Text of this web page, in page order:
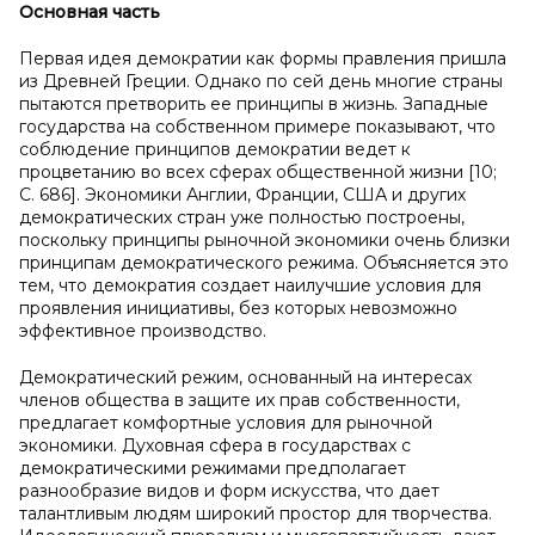
Основная часть
Первая идея демократии как формы правления пришла
из Древней Греции. Однако по сей день многие страны
пытаются претворить ее принципы в жизнь. Западные
государства на собственном примере показывают, что
соблюдение принципов демократии ведет к
процветанию во всех сферах общественной жизни [10;
С. 686]. Экономики Англии, Франции, США и других
демократических стран уже полностью построены,
поскольку принципы рыночной экономики очень близки
принципам демократического режима. Объясняется это
тем, что демократия создает наилучшие условия для
проявления инициативы, без которых невозможно
эффективное производство.
Демократический режим, основанный на интересах
членов общества в защите их прав собственности,
предлагает комфортные условия для рыночной
экономики. Духовная сфера в государствах с
демократическими режимами предполагает
разнообразие видов и форм искусства, что дает
талантливым людям широкий простор для творчества.